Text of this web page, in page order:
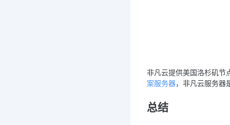
非凡云提供美国洛杉矶节
案服务器，非凡云服务器
总结